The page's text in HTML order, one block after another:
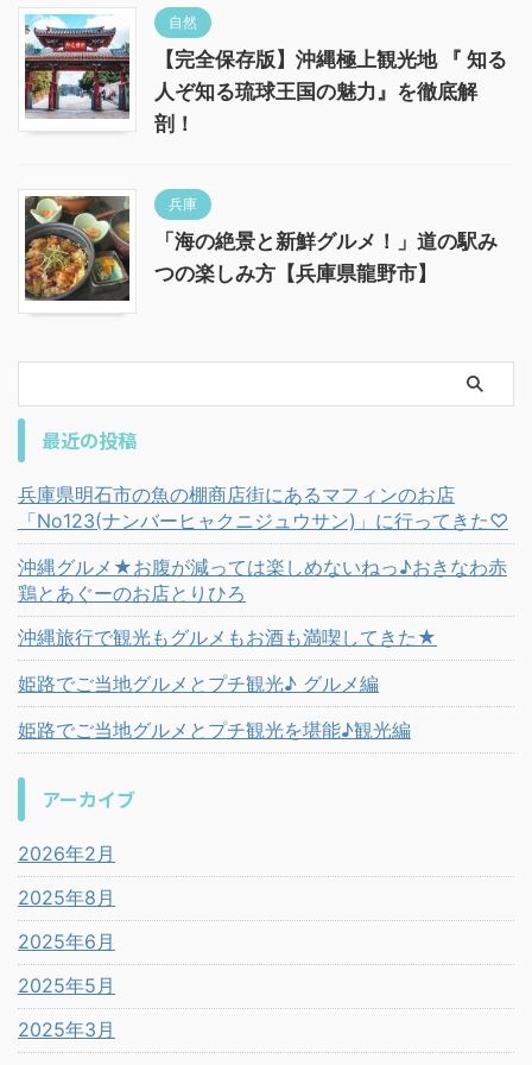
自然
【完全保存版】沖縄極上観光地 『 知る
人ぞ知る琉球王国の魅力』を徹底解
剖！
兵庫
「海の絶景と新鮮グルメ！」道の駅み
つの楽しみ方【兵庫県龍野市】
最近の投稿
兵庫県明石市の魚の棚商店街にあるマフィンのお店
「No123(ナンバーヒャクニジュウサン)」に行ってきた♡
沖縄グルメ★お腹が減っては楽しめないねっ♪おきなわ赤
鶏とあぐーのお店とりひろ
沖縄旅行で観光もグルメもお酒も満喫してきた★
姫路でご当地グルメとプチ観光♪ グルメ編
姫路でご当地グルメとプチ観光を堪能♪観光編
アーカイブ
2026年2月
2025年8月
2025年6月
2025年5月
2025年3月